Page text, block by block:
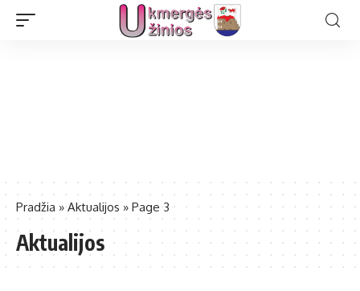
Pradžia »Aktualijos » Page 3
Aktualijos